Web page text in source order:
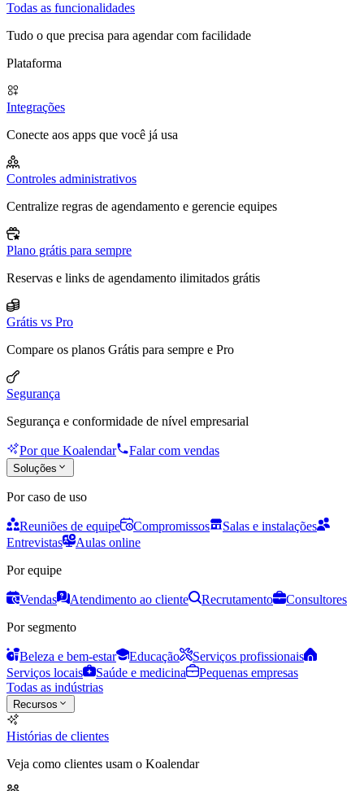
Todas as funcionalidades
Tudo o que precisa para agendar com facilidade
Plataforma
Integrações
Conecte aos apps que você já usa
Controles administrativos
Centralize regras de agendamento e gerencie equipes
Plano grátis para sempre
Reservas e links de agendamento ilimitados grátis
Grátis vs Pro
Compare os planos Grátis para sempre e Pro
Segurança
Segurança e conformidade de nível empresarial
Por que Koalendar Falar com vendas
Soluções
Por caso de uso
Reuniões de equipe Compromissos
Salas e instalações
Entrevistas
Aulas online
Por equipe
Vendas Atendimento ao cliente Recrutamento
Consultores
Por segmento
Beleza e bem-estar Educação
Serviços profissionais
Serviços locais
Saúde e medicina
Pequenas empresas
Todas as indústrias
Recursos
Histórias de clientes
Veja como clientes usam o Koalendar